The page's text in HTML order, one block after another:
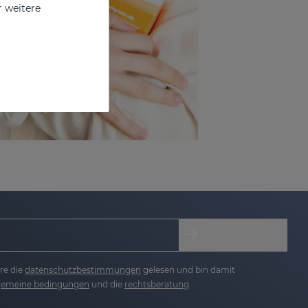
diedatenschutzbestimmungen gelesen und bin damit
bedingungen und die rechtsberatung
weitere